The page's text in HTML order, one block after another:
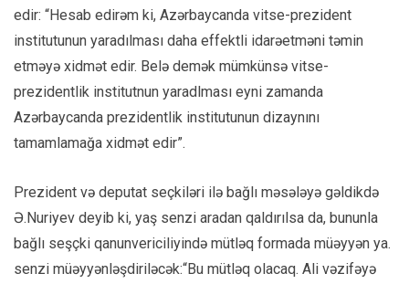
edir: “Hesab edirəm ki, Azərbaycanda vitse-prezident
institutunun yaradılması daha effektli idarəetməni təmin
etməyə xidmət edir. Belə demək mümkünsə vitse-
prezidentlik institutnun yaradlması eyni zamanda
Azərbaycanda prezidentlik institutunun dizaynını
tamamlamağa xidmət edir”.
Prezident və deputat seçkiləri ilə bağlı məsələyə gəldikdə
Ə.Nuriyev deyib ki, yaş senzi aradan qaldırılsa da, bununla
bağlı seşçki qanunvericiliyində mütləq formada müəyyən ya.
senzi müəyyənləşdiriləcək:“Bu mütləq olacaq. Ali vəzifəyə